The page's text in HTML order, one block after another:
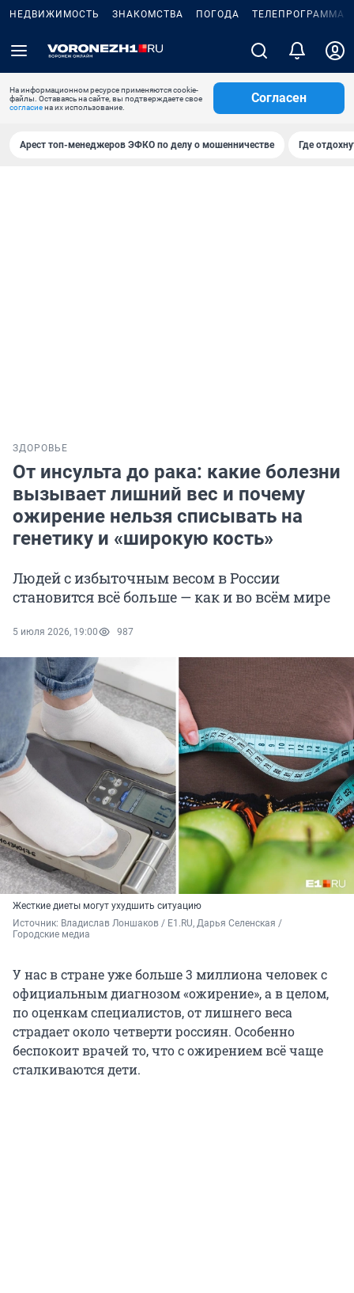
НЕДВИЖИМОСТЬ ЗНАКОМСТВА ПОГОДА ТЕЛЕПРОГРАММА
На информационном ресурсе применяются cookie-
файлы. Оставаясь на сайте, вы подтверждаете свое
согласиена их использование.
Согласен
Арест топ-менеджеров ЭФКО по делу о мошенничестве Где
ЗДОРОВЬЕ
От инсульта до рака: какие болезни
вызывает лишний вес и почему
ожирение нельзя списывать на
генетику и «широкую кость»
Людей с избыточным весом в России
становится всё больше — как и во всём мире
5 июля 2026, 19:00 987
Жесткие диеты могут ухудшить ситуацию
Источник: Владислав Лоншаков / E1.RU, Дарья Селенская /
Городские медиа
У нас в стране уже больше 3 миллиона человек с
официальным диагнозом «ожирение», а в целом,
по оценкам специалистов, от лишнего веса
страдает около четверти россиян. Особенно
беспокоит врачей то, что с ожирением всё чаще
сталкиваются дети.